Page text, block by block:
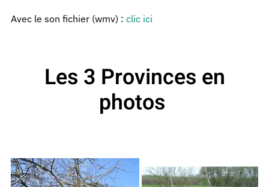
Avec le son fichier (wmv) : clic ici
Les 3 Provinces en
photos